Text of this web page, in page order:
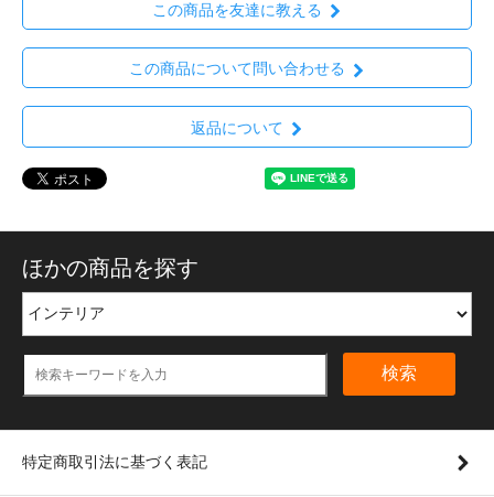
この商品を友達に教える
この商品について問い合わせる
返品について
ほかの商品を探す
検索
特定商取引法に基づく表記